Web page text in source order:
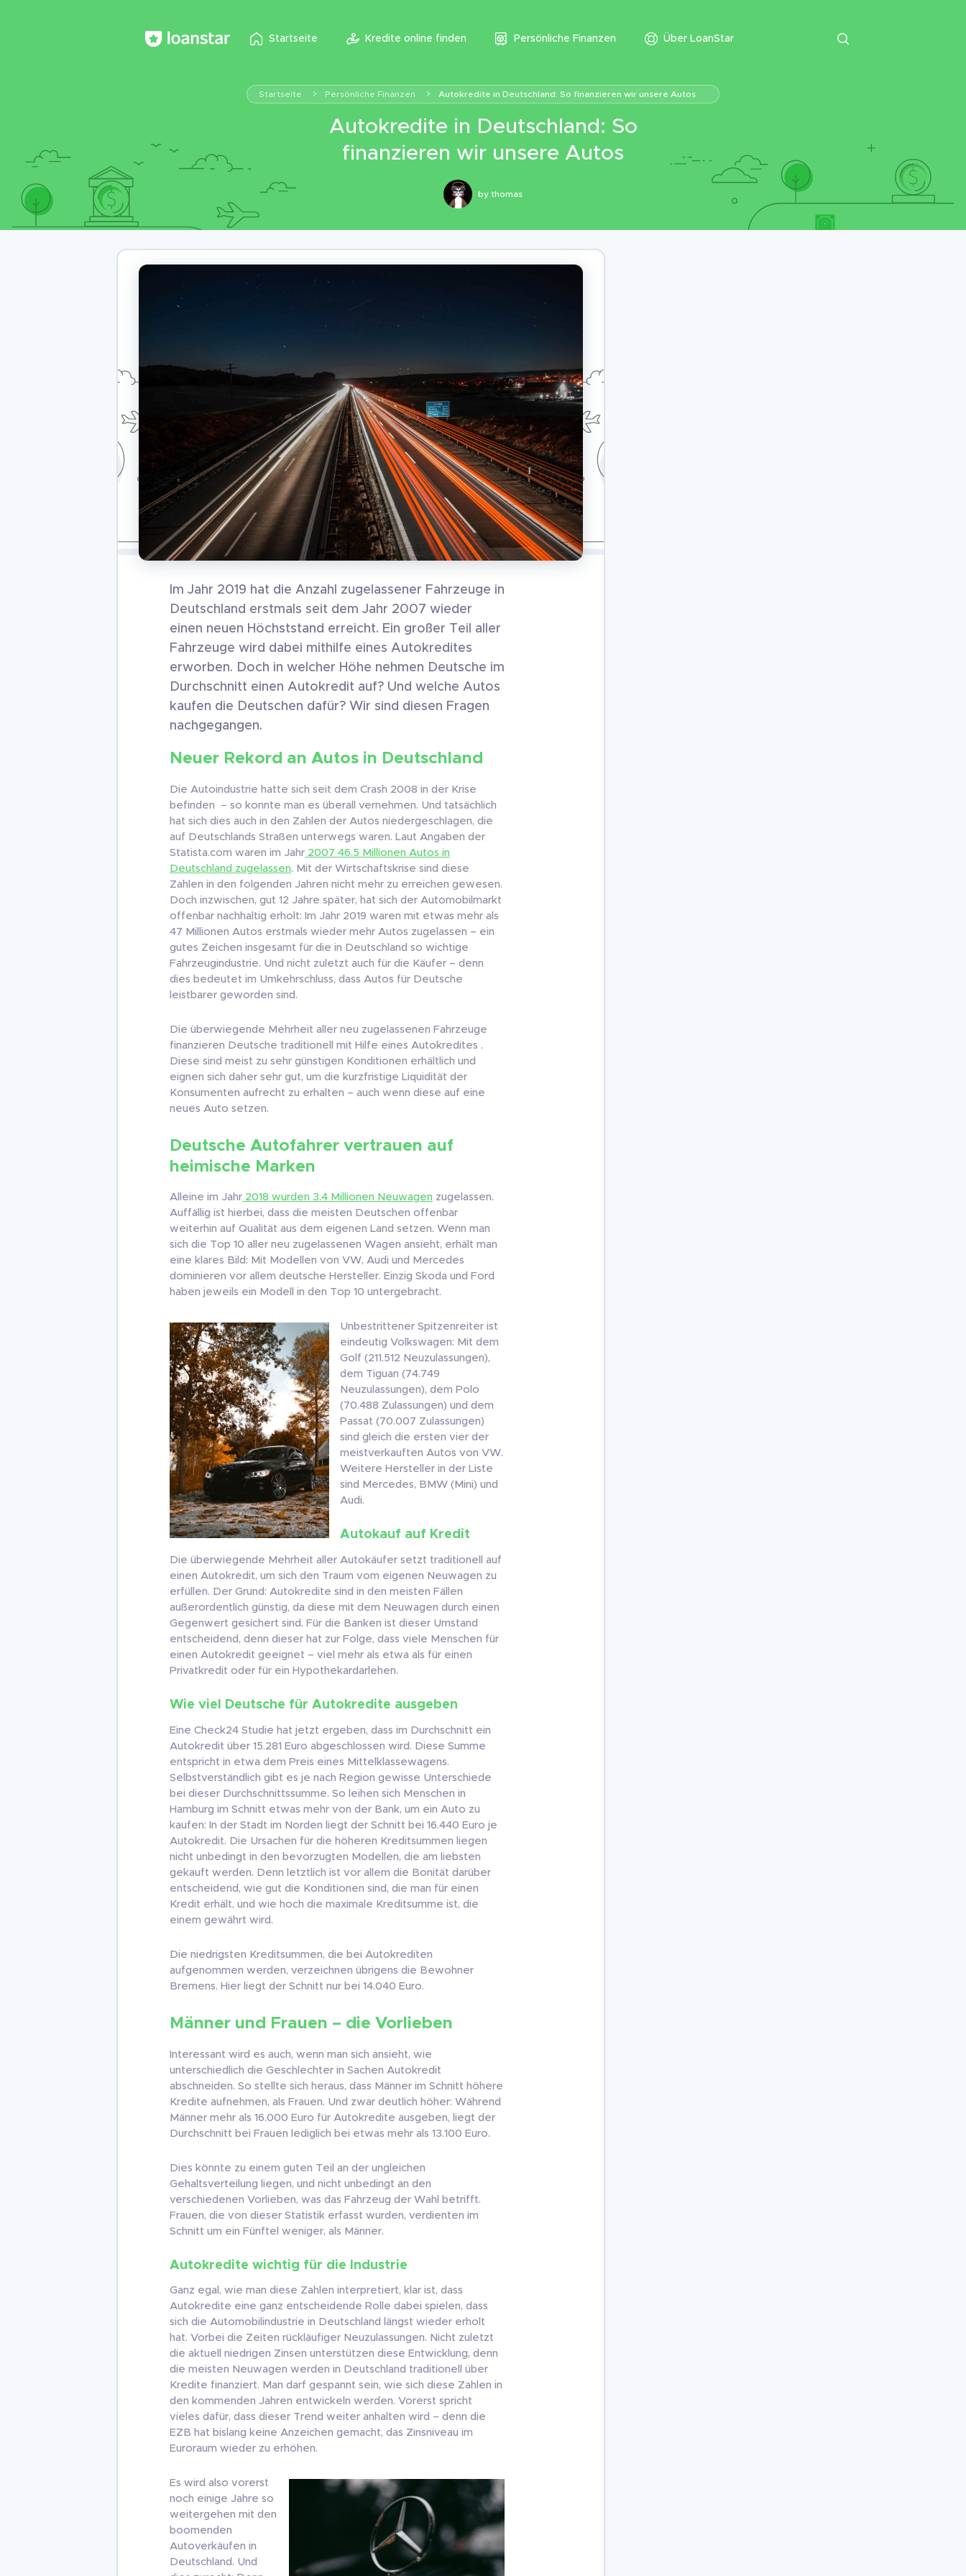
Startseite Kredite online finden Persönliche Finanzen Über LoanStar
Startseite Persönliche Finanzen Autokredite in Deutschland: So finanzieren wir unsere Autos
Autokredite in Deutschland: So
finanzieren wir unsere Autos
by thomas
Im Jahr 2019 hat die Anzahl zugelassener Fahrzeuge in
Deutschland erstmals seit dem Jahr 2007 wieder
einen neuen Höchststand erreicht. Ein großer Teil aller
Fahrzeuge wird dabei mithilfe eines Autokredites
erworben. Doch in welcher Höhe nehmen Deutsche im
Durchschnitt einen Autokredit auf? Und welche Autos
kaufen die Deutschen dafür? Wir sind diesen Fragen
nachgegangen.
Neuer Rekord an Autos in Deutschland
Die Autoindustrie hatte sich seit dem Crash 2008 in der Krise
befinden – so konnte man es überall vernehmen. Und tatsächlich
hat sich dies auch in den Zahlen der Autos niedergeschlagen, die
auf Deutschlands Straßen unterwegs waren. Laut Angaben der
Statista.com waren im Jahr 2007 46.5 Millionen Autos in
Deutschland zugelassen. Mit der Wirtschaftskrise sind diese
Zahlen in den folgenden Jahren nicht mehr zu erreichen gewesen.
Doch inzwischen, gut 12 Jahre später, hat sich der Automobilmarkt
offenbar nachhaltig erholt: Im Jahr 2019 waren mit etwas mehr als
47 Millionen Autos erstmals wieder mehr Autos zugelassen – ein
gutes Zeichen insgesamt für die in Deutschland so wichtige
Fahrzeugindustrie. Und nicht zuletzt auch für die Käufer – denn
dies bedeutet im Umkehrschluss, dass Autos für Deutsche
leistbarer geworden sind.
Die überwiegende Mehrheit aller neu zugelassenen Fahrzeuge
finanzieren Deutsche traditionell mit Hilfe eines Autokredites .
Diese sind meist zu sehr günstigen Konditionen erhältlich und
eignen sich daher sehr gut, um die kurzfristige Liquidität der
Konsumenten aufrecht zu erhalten – auch wenn diese auf eine
neues Auto setzen.
Deutsche Autofahrer vertrauen auf
heimische Marken
Alleine im Jahr 2018 wurden 3.4 Millionen Neuwagen zugelassen.
Auffällig ist hierbei, dass die meisten Deutschen offenbar
weiterhin auf Qualität aus dem eigenen Land setzen. Wenn man
sich die Top 10 aller neu zugelassenen Wagen ansieht, erhält man
eine klares Bild: Mit Modellen von VW, Audi und Mercedes
dominieren vor allem deutsche Hersteller. Einzig Skoda und Ford
haben jeweils ein Modell in den Top 10 untergebracht.
Unbestrittener Spitzenreiter ist
eindeutig Volkswagen: Mit dem
Golf (211.512 Neuzulassungen),
dem Tiguan (74.749
Neuzulassungen), dem Polo
(70.488 Zulassungen) und dem
Passat (70.007 Zulassungen)
sind gleich die ersten vier der
meistverkauften Autos von VW.
Weitere Hersteller in der Liste
sind Mercedes, BMW (Mini) und
Audi.
Autokauf auf Kredit
Die überwiegende Mehrheit aller Autokäufer setzt traditionell auf
einen Autokredit, um sich den Traum vom eigenen Neuwagen zu
erfüllen. Der Grund: Autokredite sind in den meisten Fällen
außerordentlich günstig, da diese mit dem Neuwagen durch einen
Gegenwert gesichert sind. Für die Banken ist dieser Umstand
entscheidend, denn dieser hat zur Folge, dass viele Menschen für
einen Autokredit geeignet – viel mehr als etwa als für einen
Privatkredit oder für ein Hypothekardarlehen.
Wie viel Deutsche für Autokredite ausgeben
Eine Check24 Studie hat jetzt ergeben, dass im Durchschnitt ein
Autokredit über 15.281 Euro abgeschlossen wird. Diese Summe
entspricht in etwa dem Preis eines Mittelklassewagens.
Selbstverständlich gibt es je nach Region gewisse Unterschiede
bei dieser Durchschnittssumme. So leihen sich Menschen in
Hamburg im Schnitt etwas mehr von der Bank, um ein Auto zu
kaufen: In der Stadt im Norden liegt der Schnitt bei 16.440 Euro je
Autokredit. Die Ursachen für die höheren Kreditsummen liegen
nicht unbedingt in den bevorzugten Modellen, die am liebsten
gekauft werden. Denn letztlich ist vor allem die Bonität darüber
entscheidend, wie gut die Konditionen sind, die man für einen
Kredit erhält, und wie hoch die maximale Kreditsumme ist, die
einem gewährt wird.
Die niedrigsten Kreditsummen, die bei Autokrediten
aufgenommen werden, verzeichnen übrigens die Bewohner
Bremens. Hier liegt der Schnitt nur bei 14.040 Euro.
Männer und Frauen – die Vorlieben
Interessant wird es auch, wenn man sich ansieht, wie
unterschiedlich die Geschlechter in Sachen Autokredit
abschneiden. So stellte sich heraus, dass Männer im Schnitt höhere
Kredite aufnehmen, als Frauen. Und zwar deutlich höher: Während
Männer mehr als 16.000 Euro für Autokredite ausgeben, liegt der
Durchschnitt bei Frauen lediglich bei etwas mehr als 13.100 Euro.
Dies könnte zu einem guten Teil an der ungleichen
Gehaltsverteilung liegen, und nicht unbedingt an den
verschiedenen Vorlieben, was das Fahrzeug der Wahl betrifft.
Frauen, die von dieser Statistik erfasst wurden, verdienten im
Schnitt um ein Fünftel weniger, als Männer.
Autokredite wichtig für die Industrie
Ganz egal, wie man diese Zahlen interpretiert, klar ist, dass
Autokredite eine ganz entscheidende Rolle dabei spielen, dass
sich die Automobilindustrie in Deutschland längst wieder erholt
hat. Vorbei die Zeiten rückläufiger Neuzulassungen. Nicht zuletzt
die aktuell niedrigen Zinsen unterstützen diese Entwicklung, denn
die meisten Neuwagen werden in Deutschland traditionell über
Kredite finanziert. Man darf gespannt sein, wie sich diese Zahlen in
den kommenden Jahren entwickeln werden. Vorerst spricht
vieles dafür, dass dieser Trend weiter anhalten wird – denn die
EZB hat bislang keine Anzeichen gemacht, das Zinsniveau im
Euroraum wieder zu erhöhen.
Es wird also vorerst
noch einige Jahre so
weitergehen mit den
boomenden
Autoverkäufen in
Deutschland. Und